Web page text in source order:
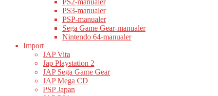
PS2-manualer
PS3-manualer
PSP-manualer
Sega Game Gear-manualer
Nintendo 64-manualer
Import
JAP Vita
Jap Playstation 2
JAP Sega Game Gear
JAP Mega CD
PSP Japan